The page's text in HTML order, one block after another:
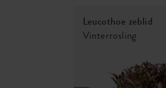
Leucothoe zeblid
Vinterrosling